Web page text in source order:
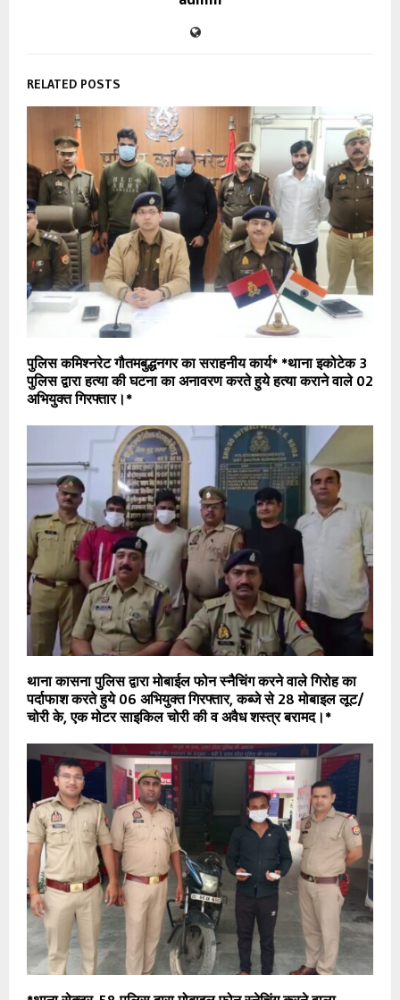
RELATED POSTS
पुलिस कमिश्नरेट गौतमबुद्धनगर का सराहनीय कार्य* *थाना इकोटेक 3
पुलिस द्वारा हत्या की घटना का अनावरण करते हुये हत्या कराने वाले 02
अभियुक्त गिरफ्तार।*
थाना कासना पुलिस द्वारा मोबाईल फोन स्नैचिंग करने वाले गिरोह का
पर्दाफाश करते हुये 06 अभियुक्त गिरफ्तार, कब्जे से 28 मोबाइल लूट/
चोरी के, एक मोटर साइकिल चोरी की व अवैध शस्त्र बरामद।*